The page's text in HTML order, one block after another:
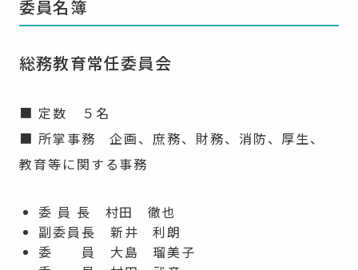
委員名簿
総務教育常任委員会
■ 定数 ５名
■ 所掌事務 企画、庶務、財務、消防、厚生、
教育等に関する事務
委 員 長 村田 徹也
副委員長 新井 利朗
委 員 大島 瑠美子